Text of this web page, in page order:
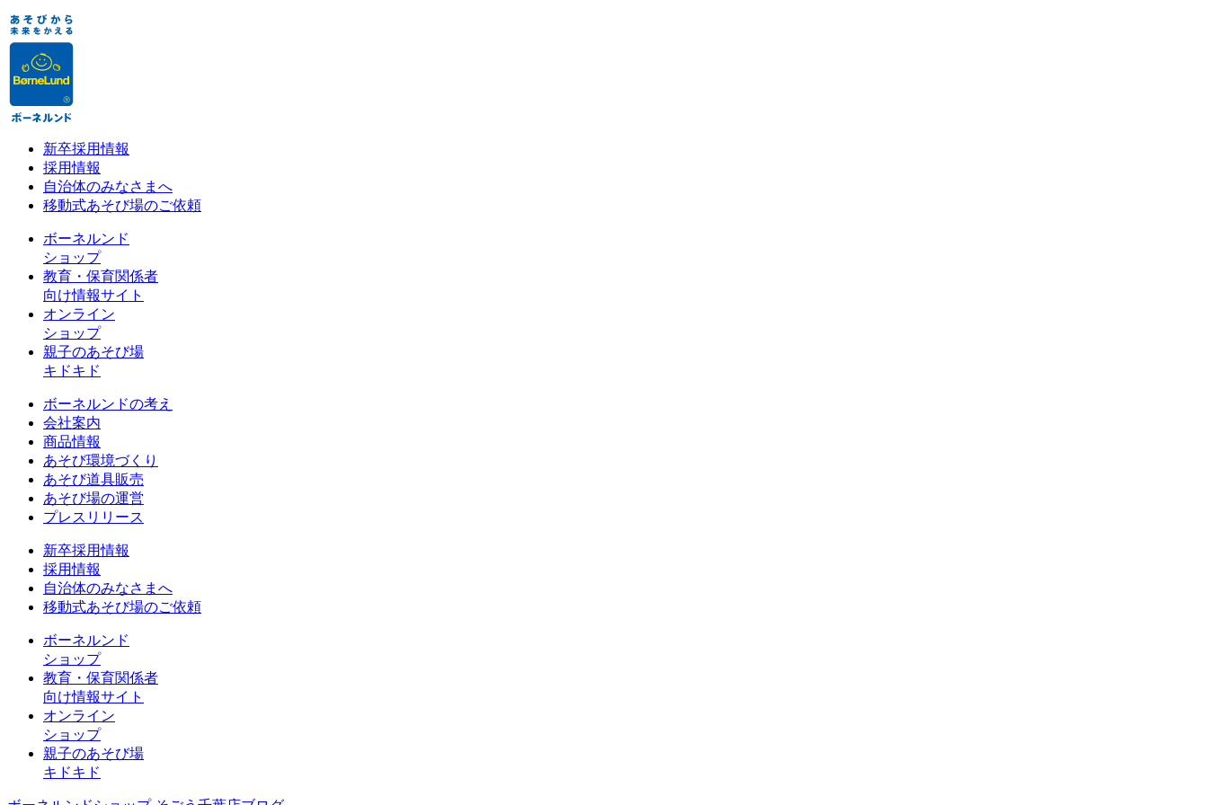
新卒採用情報
採用情報
自治体のみなさまへ
移動式あそび場のご依頼
ボーネルンド
ショップ
教育・保育関係者
向け情報サイト
オンライン
ショップ
親子のあそび場
キドキド
ボーネルンドの考え
会社案内
商品情報
あそび環境づくり
あそび道具販売
あそび場の運営
プレスリリース
新卒採用情報
採用情報
自治体のみなさまへ
移動式あそび場のご依頼
ボーネルンド
ショップ
教育・保育関係者
向け情報サイト
オンライン
ショップ
親子のあそび場
キドキド